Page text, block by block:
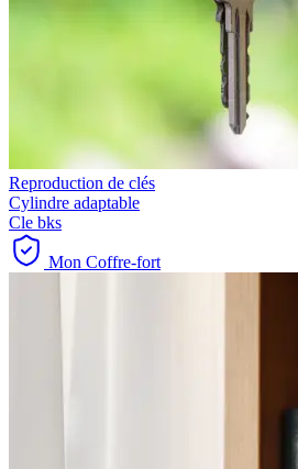
Reproduction de clés
Cylindre adaptable
Cle bks
Mon Coffre-fort